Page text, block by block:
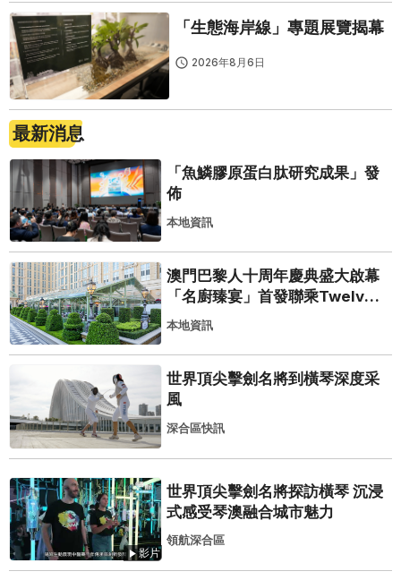
「生態海岸線」專題展覽揭幕
2026年8月6日
最新消息
「魚鱗膠原蛋白肽研究成果」發
佈
本地資訊
澳門巴黎人十周年慶典盛大啟幕
「名廚臻宴」首發聯乘Twelve
25演繹極致法式風雅
本地資訊
世界頂尖擊劍名將到橫琴深度采
風
深合區快訊
影片
世界頂尖擊劍名將探訪橫琴 沉浸
式感受琴澳融合城市魅力
領航深合區